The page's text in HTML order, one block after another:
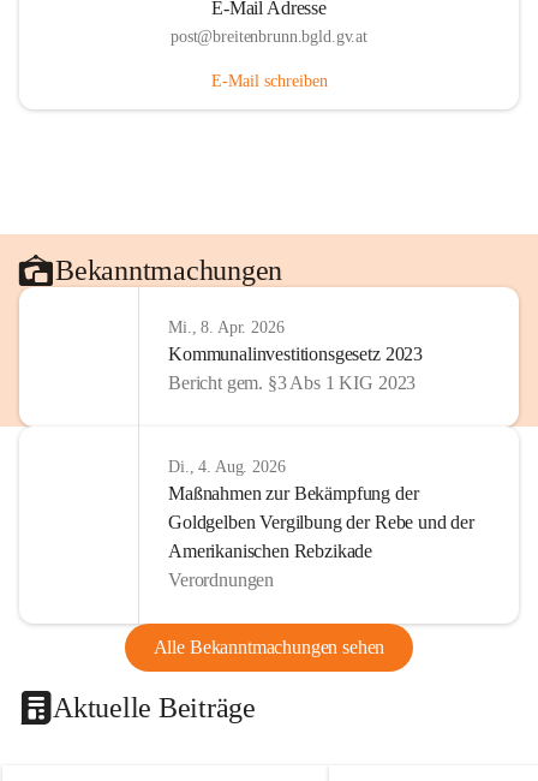
E-Mail Adresse
post@breitenbrunn.bgld.gv.at
E-Mail schreiben
Bekanntmachungen
Mi., 8. Apr. 2026
Kommunalinvestitionsgesetz 2023
Bericht gem. §3 Abs 1 KIG 2023
Di., 4. Aug. 2026
Maßnahmen zur Bekämpfung der
Goldgelben Vergilbung der Rebe und der
Amerikanischen Rebzikade
Verordnungen
Alle Bekanntmachungen sehen
Aktuelle Beiträge